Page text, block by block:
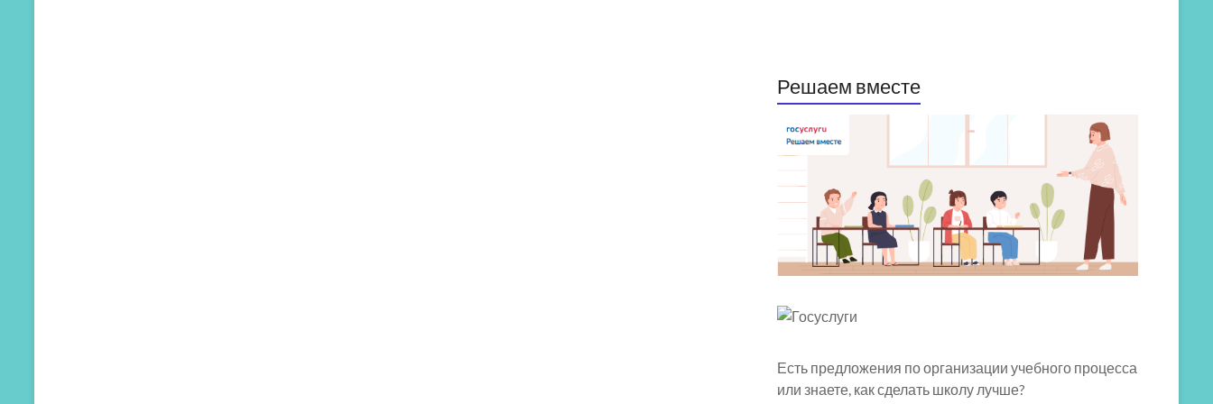
Решаем вместе
Есть предложения по организации учебного процесса
или знаете, как сделать школу лучше?